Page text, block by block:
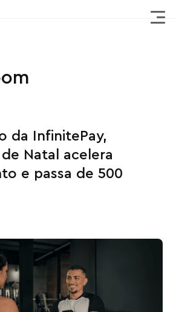
da InfinitePay,
Natal acelera
e passa de 500